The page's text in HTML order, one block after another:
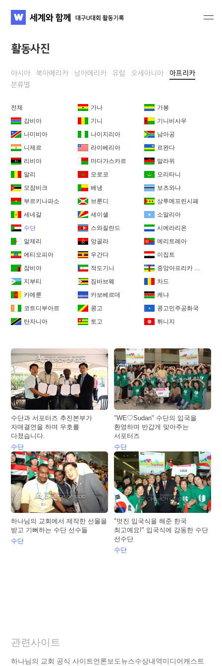
WATV세계와 함께 대구U대회 활동기록
활동사진
아시아 북아메리카 남아메리카 유럽 오세아니아
아프리카
분류별
전체 가나
가봉
감비아
기니
기니비사우
나미비아
나이지리아
남아공
니제르
라이베리아
르완다
리비아
마다가스카르
말라위
말리
모로코
모리타니
모잠비크
베냉
보츠와나
부르키나파소
브룬디
상투메프린시페
세네갈
세이셸
소말리아
수단
스와질란드
시에라리온
알제리
앙골라
에리트레아
에티오피아
우간다
이집트
잠비아
적도기니
중앙아프리카 공화국
지부티
짐바브웨
차드
카메룬
카보베르데
케냐
코트디부아르
콩고
콩고민주공화국
탄자니아
토고 튀니지
수단과 서포터즈 추진본부가
자매결연을 하며 우호를
다졌습니다.
수단
"WE♡Sudan" 수단의 입국을
환영하며 반갑게 맞아주는
서포터즈
수단
하나님의 교회에서 제작한 선물을
받고 기뻐하는 수단 선수들
수단
"멋진 입국식을 해준 한국
최고예요!" 입국식에 감동한 수단
선수단
수단
관련사이트
하나님의 교회 공식 사이트언론보도뉴스수상내역미디어캐스트